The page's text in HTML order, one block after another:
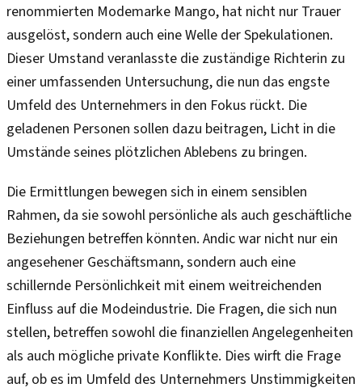
renommierten Modemarke Mango, hat nicht nur Trauer
ausgelöst, sondern auch eine Welle der Spekulationen.
Dieser Umstand veranlasste die zuständige Richterin zu
einer umfassenden Untersuchung, die nun das engste
Umfeld des Unternehmers in den Fokus rückt. Die
geladenen Personen sollen dazu beitragen, Licht in die
Umstände seines plötzlichen Ablebens zu bringen.
Die Ermittlungen bewegen sich in einem sensiblen
Rahmen, da sie sowohl persönliche als auch geschäftliche
Beziehungen betreffen könnten. Andic war nicht nur ein
angesehener Geschäftsmann, sondern auch eine
schillernde Persönlichkeit mit einem weitreichenden
Einfluss auf die Modeindustrie. Die Fragen, die sich nun
stellen, betreffen sowohl die finanziellen Angelegenheiten
als auch mögliche private Konflikte. Dies wirft die Frage
auf, ob es im Umfeld des Unternehmers Unstimmigkeiten